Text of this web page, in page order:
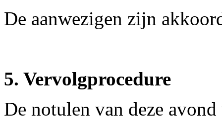
De aanwezigen zijn
5. Vervolgprocedure
De notulen van deze